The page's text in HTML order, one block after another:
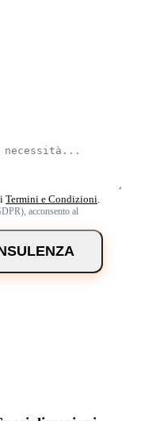
Termini e Condizioni
acconsento al